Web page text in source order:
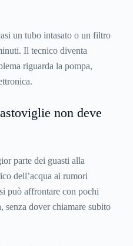
un tubo intasato o un filtro
Il tecnico diventa
riguarda la pompa,
non deve
parte dei guasti alla
dell’acqua ai rumori
può affrontare con pochi
senza dover chiamare subito